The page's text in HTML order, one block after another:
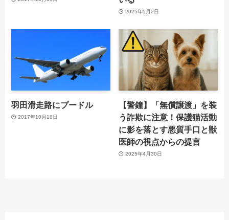
2025年5月2日
羽田滑走路にプードル
2017年10月10日
【警鐘】「無償譲渡」を装
う詐欺に注意！保護猫活動
に影を落とす悪質手口と獣
医師の視点からの提言
2025年4月30日